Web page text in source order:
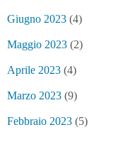
Giugno 2023 (4)
Maggio 2023 (2)
Aprile 2023 (4)
Marzo 2023 (9)
Febbraio 2023 (5)